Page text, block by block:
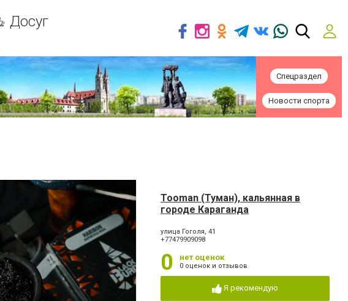
Досуг
Спецраздел
Новости спорта
Tooman (Туман), кальянная в
городе Караганда
улица Гоголя, 41
+77479909098
0 нет оценок
0 оценок и отзывов
Я рекомендую